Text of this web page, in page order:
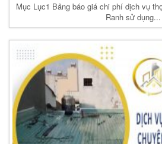
Mục Lục1 Bảng báo giá chi phí dịch vụ
Ranh sử dụng...